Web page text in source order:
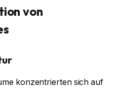
von
konzentrierten sich auf